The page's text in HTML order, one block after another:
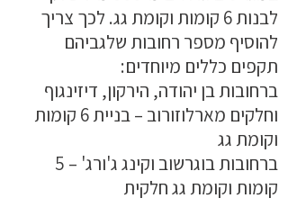
לבנות 6 קומות וקומת גג. לכך צריך
להוסיף מספר רחובות שלגביהם
תקפים כללים מיוחדים:
ברחובות בן יהודה, הירקון, דיזינגוף
וחלקים מארלוזורוב – בניית 6 קומות
וקומת גג
ברחובות בוגרשוב וקינג ג'ורג' – 5
קומות וקומת גג חלקית